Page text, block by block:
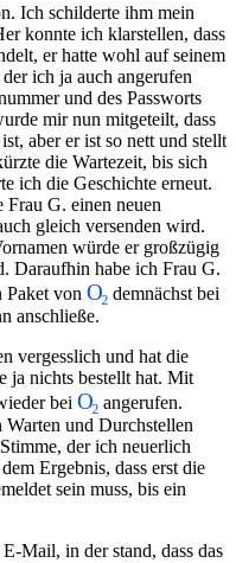
Ich schilderte ihm mein
konnte ich klarstellen, dass
er hatte wohl auf seinem
ich ja auch angerufen
und des Passworts
mir nun mitgeteilt, dass
aber er ist so nett und stellt
die Wartezeit, bis sich
ich die Geschichte erneut.
G. einen neuen
gleich versenden wird.
würde er großzügig
Daraufhin habe ich Frau G.
Paket von
demnächst bei
anschließe.
vergesslich und hat die
ja nichts bestellt hat. Mit
bei
angerufen.
und Durchstellen
der ich neuerlich
Ergebnis, dass erst die
sein muss, bis ein
Mail, in der stand, dass das